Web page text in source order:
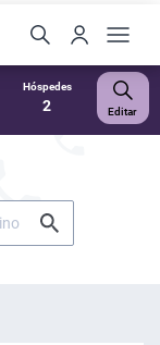
Hóspedes
2 Editar